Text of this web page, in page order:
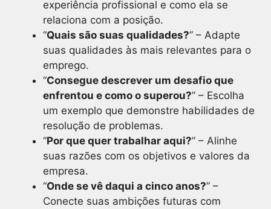
experiência profissional e como ela se
relaciona com a posição.
“Quais são suas qualidades?” – Adapte
suas qualidades às mais relevantes para o
emprego.
“Consegue descrever um desafio que
enfrentou e como o superou?” – Escolha
um exemplo que demonstre habilidades de
resolução de problemas.
“Por que quer trabalhar aqui?” – Alinhe
suas razões com os objetivos e valores da
empresa.
“Onde se vê daqui a cinco anos?” –
Conecte suas ambições futuras com